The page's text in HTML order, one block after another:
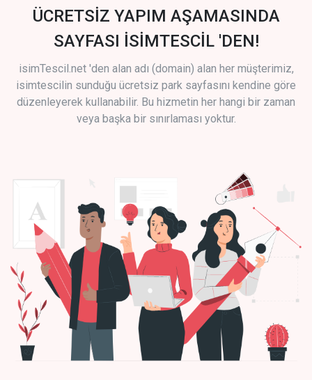
ÜCRETSİZ YAPIM AŞAMASINDA
SAYFASI İSİMTESCİL 'DEN!
isimTescil.net 'den alan adı (domain) alan her müşterimiz,
isimtescilin sunduğu ücretsiz park sayfasını kendine göre
düzenleyerek kullanabilir. Bu hizmetin her hangi bir zaman
veya başka bir sınırlaması yoktur.